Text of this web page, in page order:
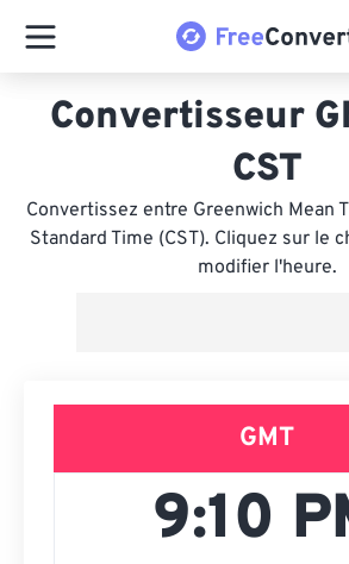
Convertisseur
CST
Convertissez entre Greenwich Mean
Standard Time (CST). Cliquez sur le
modifier l'heure.
GMT